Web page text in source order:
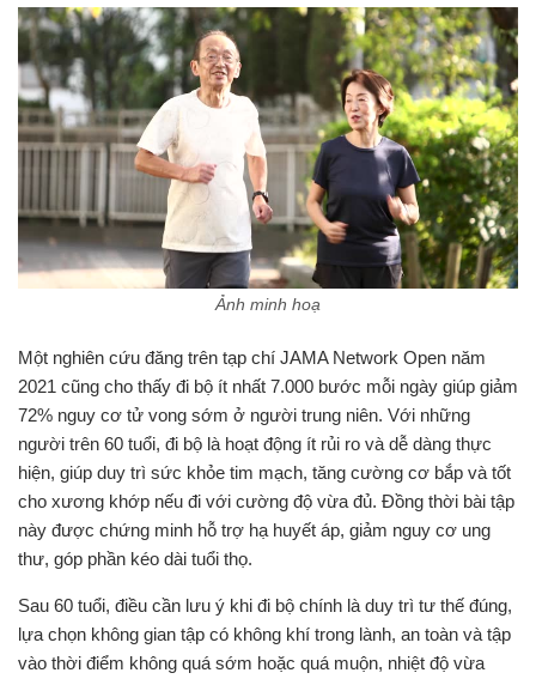
Ảnh minh hoạ
2021 cũng cho thấy đi bộ ít nhất 7.000 bước mỗi ngày giúp giảm
72% nguy cơ tử vong sớm ở người trung niên. Với những
người trên 60 tuổi, đi bộ là hoạt động ít rủi ro và dễ dàng thực
hiện, giúp duy trì sức khỏe tim mạch, tăng cường cơ bắp và tốt
cho xương khớp nếu đi với cường độ vừa đủ. Đồng thời bài tập
này được chứng minh hỗ trợ hạ huyết áp, giảm nguy cơ ung
lựa chọn không gian tập có không khí trong lành, an toàn và tập
vào thời điểm không quá sớm hoặc quá muộn, nhiệt độ vừa